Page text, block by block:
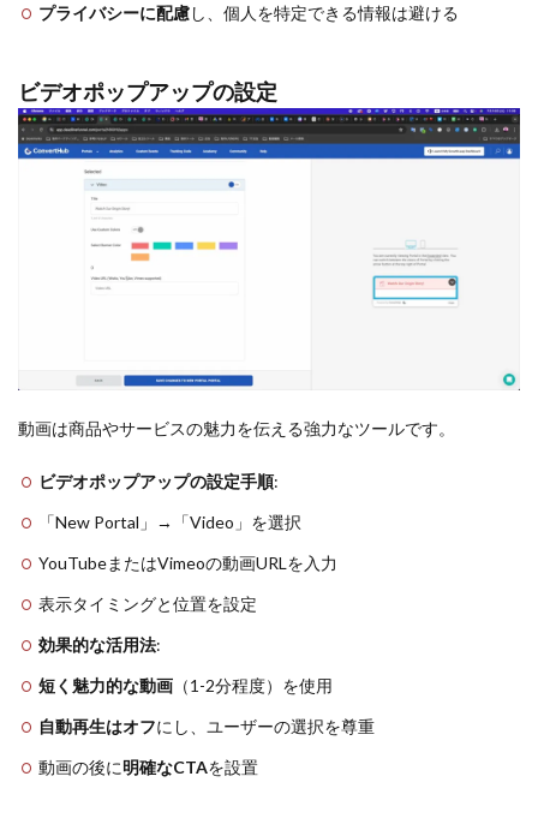
プライバシーに配慮し、個人を特定できる情報は避ける
ビデオポップアップの設定
動画は商品やサービスの魅力を伝える強力なツールです。
ビデオポップアップの設定手順:
「New Portal」→「Video」を選択
YouTubeまたはVimeoの動画URLを入力
表示タイミングと位置を設定
効果的な活用法:
短く魅力的な動画 （1-2分程度）を使用
自動再生はオフにし、ユーザーの選択を尊重
動画の後に明確なCTAを設置